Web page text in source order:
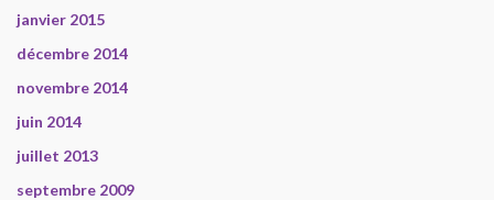
janvier 2015
décembre 2014
novembre 2014
juin 2014
juillet 2013
septembre 2009